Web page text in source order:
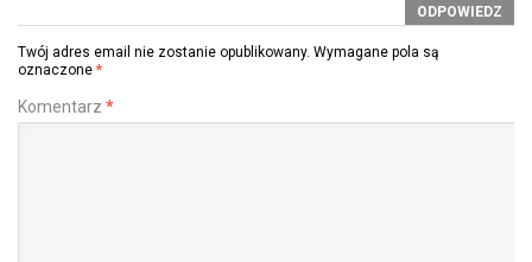
ODPOWIEDZ
Twój adres email nie zostanie opublikowany. Wymagane pola są
oznaczone *
Komentarz *